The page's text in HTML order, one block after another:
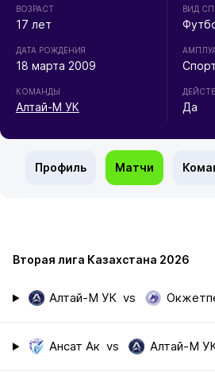
ВОЗРАСТ
17 лет
ДАТА РОЖДЕНИЯ
18 марта 2009
КОМАНДЫ
Алтай-М УК
ВИД
Да
Профиль Матчи
Вторая лига Казахстана 2026
Алтай-М УК vs
Ансат Ак vs Алтай-М